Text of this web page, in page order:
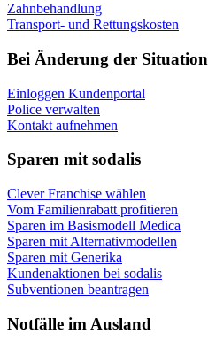
Zahnbehandlung
Transport- und Rettungskosten
Bei Änderung der Situation
Einloggen Kundenportal
Police verwalten
Kontakt aufnehmen
Sparen mit sodalis
Clever Franchise wählen
Vom Familienrabatt profitieren
Sparen im Basismodell Medica
Sparen mit Alternativmodellen
Sparen mit Generika
Kundenaktionen bei sodalis
Subventionen beantragen
Notfälle im Ausland